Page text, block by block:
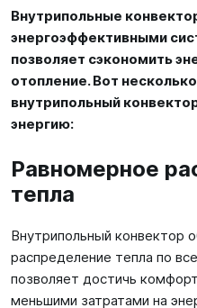
Внутрипольные
энергоэффективными
позволяет сэкономить
отопление. Вот
внутрипольный
энергию:
Равномерное
тепла
Внутрипольный конвектор
распределение тепла по
позволяет достичь
меньшими затратами на